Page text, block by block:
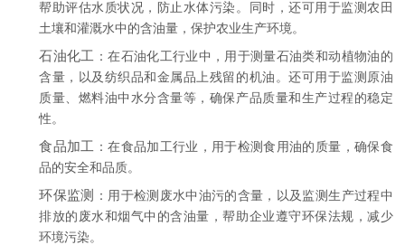
帮助评估水质状况，防止水体污染。同时，还可用于监测农田
土壤和灌溉水中的含油量，保护农业生产环境。
石油化工 ：在石油化工行业中，用于测量石油类和动植物油的
含量，以及纺织品和金属品上残留的机油。还可用于监测原油
质量、燃料油中水分含量等，确保产品质量和生产过程的稳定
性。
食品加工 ：在食品加工行业，用于检测食用油的质量，确保食
品的安全和品质。
环保监测
：用于检测废水中油污的含量，以及监测生产过程中
排放的废水和烟气中的含油量，帮助企业遵守环保法规，减少
环境污染。